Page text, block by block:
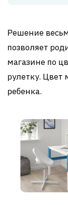
Решение
позволяет
магазине по
рулетку. Цвет
ребенка.